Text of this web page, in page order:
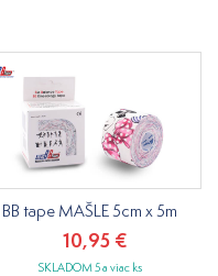
BB tape MAŠLE 5cm x 5m
10,95 €
SKLADOM 5 a viac ks